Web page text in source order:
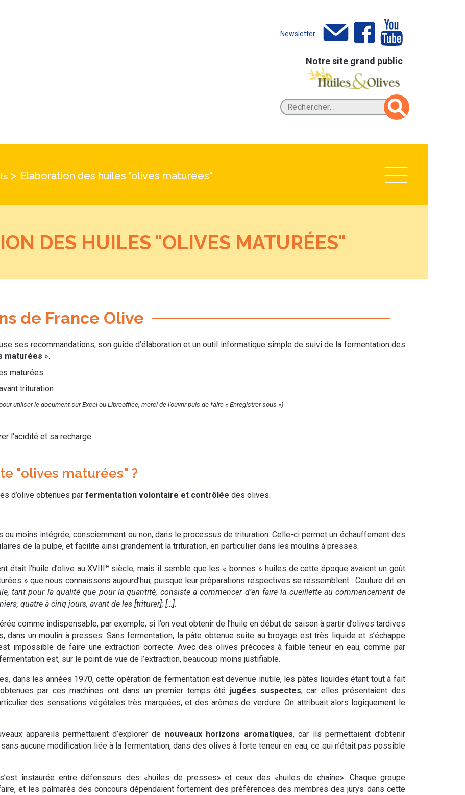
Newsletter
Notre site grand public
> Elaboration des huiles "olives maturées"
DES HUILES "OLIVES MATURÉES"
de France Olive
ses recommandations, son guide d’élaboration et un outil informatique simple de suivi de la fermentation des
maturées ».
maturées
trituration
utiliser le document sur Excel ou Libreoffice, merci de l’ouvrir puis de faire « Enregistrer sous »)
l'acidité et sa recharge
"olives maturées" ?
d’olive obtenues parfermentation volontaire et contrôlée des olives.
moins intégrée, consciemment ou non, dans le processus de trituration. Celle-ci permet un échauffement des
de la pulpe, et facilite ainsi grandement la trituration, en particulier dans les moulins à presses.
était l’huile d’olive au XVIIIe siècle, mais il semble que les « bonnes » huiles de cette époque avaient un goût
» que nous connaissons aujourd’hui, puisque leur préparations respectives se ressemblent : Couture dit en
tant pour la qualité que pour la quantité, consiste a commencer d’en faire la cueillette au commencement de
quatre à cinq jours, avant de les [triturer]; […].
comme indispensable, par exemple, si l’on veut obtenir de l’huile en début de saison à partir d’olives tardives
dans un moulin à presses. Sans fermentation, la pâte obtenue suite au broyage est très liquide et s’échappe
impossible de faire une extraction correcte. Avec des olives précoces à faible teneur en eau, comme par
est, sur le point de vue de l’extraction, beaucoup moins justifiable.
dans les années 1970, cette opération de fermentation est devenue inutile, les pâtes liquides étant tout à fait
par ces machines ont dans un premier temps été jugées suspectes, car elles présentaient des
des sensations végétales très marquées, et des arômes de verdure. On attribuait alors logiquement le
appareils permettaient d’explorer de nouveaux horizons aromatiques, car ils permettaient d’obtenir
aucune modification liée à la fermentation, dans des olives à forte teneur en eau, ce qui n’était pas possible
instaurée entre défenseurs des «huiles de presses» et ceux des «huiles de chaîne». Chaque groupe
et les palmarès des concours dépendaient fortement des préférences des membres des jurys dans cette